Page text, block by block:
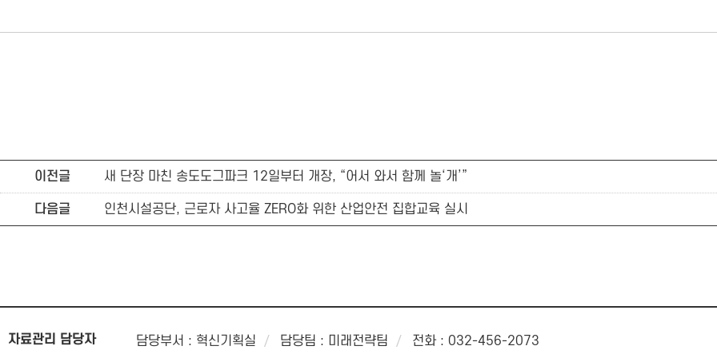
이전글 새 단장 마친 송도도그파크 12일부터 개장, “어서 와서 함께 놀‘개’”
다음글 인천시설공단, 근로자 사고율 ZERO화 위한 산업안전 집합교육 실시
자료관리 담당자 담당부서 : 혁신기획실 담당팀 : 미래전략팀 전화 : 032-456-2073